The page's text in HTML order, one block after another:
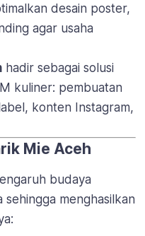
desain poster,
agar usaha
hadir sebagai solusi
kuliner: pembuatan
konten Instagram,
Mie Aceh
budaya
menghasilkan